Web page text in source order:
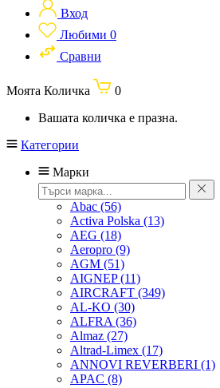
Вход
Любими 0
Сравни
Моята Количка
0
Вашата количка е празна.
Категории
Марки
Abac (56)
Activa Polska (13)
AEG (18)
Aeropro (9)
AGM (51)
AIGNEP(11)
AIRCRAFT (349)
AL-KO (30)
ALFRA (36)
Almaz (27)
Altrad-Limex (17)
ANNOVI REVERBERI (1)
APAC (8)